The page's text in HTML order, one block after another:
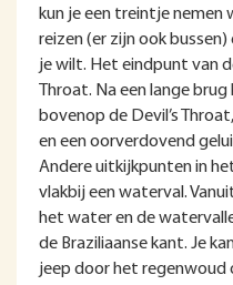
kun je een treintje nemen
reizen (er zijn ook
je wilt. Het eindpunt van
Throat. Na een lange
bovenop de Devil’s
en een oorverdovend
Andere uitkijkpunten in
vlakbij een waterval.
het water en de
de Braziliaanse kant. Je
jeep door het regenwoud